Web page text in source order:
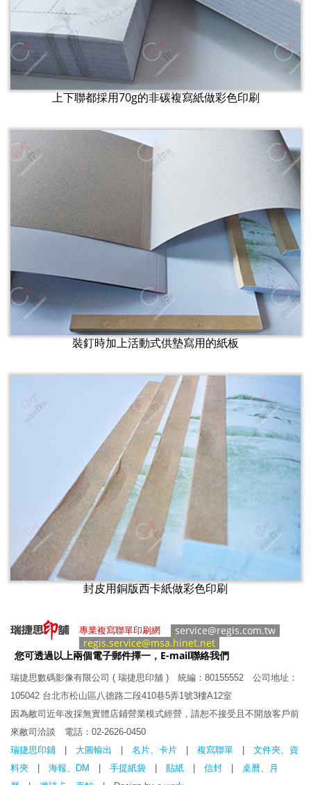
上下聯都採用70g的非碳複寫紙做彩色印刷
裝釘時加上活動式供墊寫用的紙板
封皮用銅版西卡紙做彩色印刷
專業複寫聯單印刷網
service@regis.com.tw
regis.service@msa.hinet.net
您可透過以上兩個電子郵件擇一，E-mail聯絡我們
瑞捷思數碼影像有限公司 ( 瑞捷思印舖 ) 統編：80155552 公司地址：
105042 台北市松山區八德路二段410巷5弄1號3樓A12室
因為敝司近年改採無實體店鋪營業模式經營，請恕不接受且不開放客戶前
來敝司洽談 電話： 02-2626-0450
瑞捷思印鋪
大圖輸出 名片、卡片 複寫聯單
文件夾、資
料夾
海報、DM 手提紙袋 貼紙 信封
桌曆、月